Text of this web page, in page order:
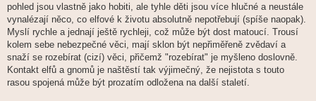
pohled jsou vlastně jako hobiti, ale tyhle děti jsou více hlučné a neustále
vynalézají něco, co elfové k životu absolutně nepotřebují (spíše naopak).
Myslí rychle a jednají ještě rychleji, což může být dost matoucí. Trousí
kolem sebe nebezpečné věci, mají sklon být nepřiměřeně zvědaví a
snaží se rozebírat (cizí) věci, přičemž "rozebírat" je myšleno doslovně.
Kontakt elfů a gnomů je naštěstí tak výjimečný, že nejistota s touto
rasou spojená může být prozatím odložena na další staletí.